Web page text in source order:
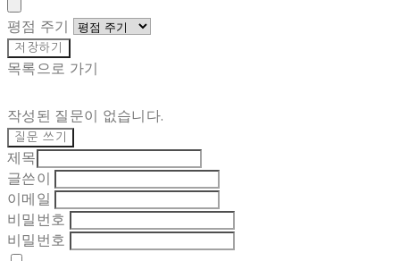
평점 주기
저장하기
목록으로 가기
작성된 질문이 없습니다.
질문 쓰기
제목
글쓴이
이메일
비밀번호
비밀번호